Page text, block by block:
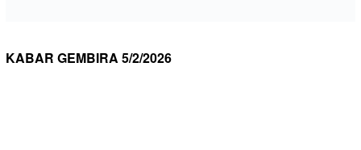
KABAR GEMBIRA 5/2/2026